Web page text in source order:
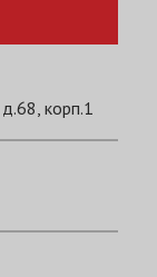
корп.1